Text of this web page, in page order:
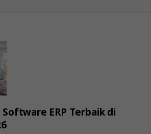
ERP Terbaik di